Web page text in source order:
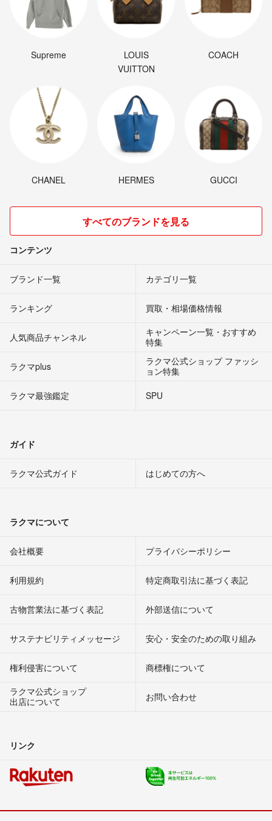
Supreme
LOUIS
VUITTON
COACH
CHANEL HERMES GUCCI
すべてのブランドを見る
コンテンツ
ブランド一覧 カテゴリ一覧
ランキング 買取・相場価格情報
人気商品チャンネル
キャンペーン一覧・おすすめ
特集
ラクマplus
ラクマ公式ショップ ファッシ
ョン特集
ラクマ最強鑑定
SPU
ガイド
ラクマ公式ガイド はじめての方へ
ラクマについて
会社概要 プライバシーポリシー
利用規約 特定商取引法に基づく表記
古物営業法に基づく表記 外部送信について
サステナビリティメッセージ 安心・安全のための取り組み
権利侵害について
商標権について
ラクマ公式ショップ
出店について
お問い合わせ
リンク